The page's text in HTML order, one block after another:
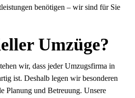
benötigen – wir sind für Sie
Umzüge?
wir, dass jeder Umzugsfirma in
ist. Deshalb legen wir besonderen
Planung und Betreuung. Unsere